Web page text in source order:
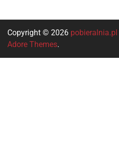
Copyright © 2026 pobieralnia.pl
Adore Themes.